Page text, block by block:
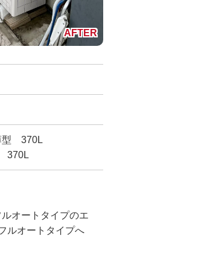
型 370L
370L
オートタイプのエ
ルオートタイプへ